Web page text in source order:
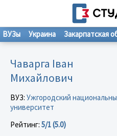
ВУЗы Украина Закарпатская
Чаварга Іван
Михайлович
ВУЗ: Ужгородский
университет
Рейтинг: 5/1 (5.0)